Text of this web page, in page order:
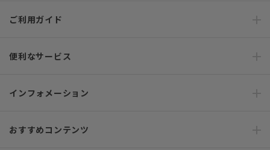
ご利用ガイド
便利なサービス
インフォメーション
おすすめコンテンツ